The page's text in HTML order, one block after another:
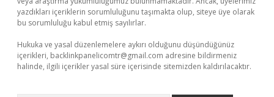
yazdıkları içeriklerin sorumluluğunu taşımakta olup, siteye üye olarak
bu sorumluluğu kabul etmiş sayılırlar.
Hukuka ve yasal düzenlemelere aykırı olduğunu düşündüğünüz
içerikleri, backlinkpanelicomtr@gmail.com adresine bildirmeniz
halinde, ilgili içerikler yasal süre içerisinde sitemizden kaldırılacaktır.